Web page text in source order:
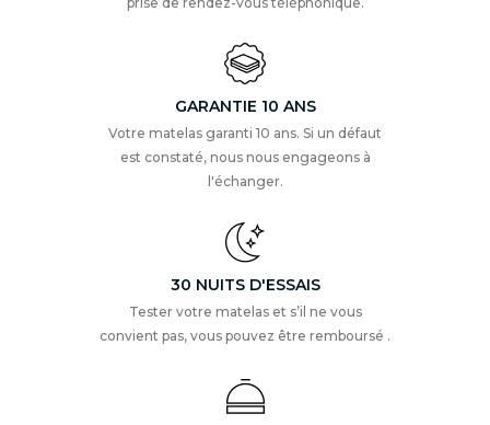
GARANTIE 10 ANS
Votre matelas garanti 10 ans. Si un défaut
est constaté, nous nous engageons à
l'échanger.
30 NUITS D'ESSAIS
Tester votre matelas et s’il ne vous
convient pas, vous pouvez être remboursé .